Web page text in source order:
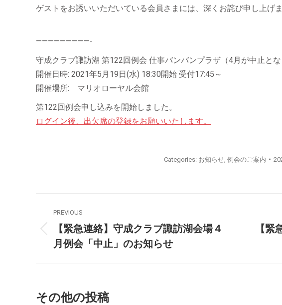
ゲストをお誘いいただいている会員さまには、深くお詫び申し上げま
—————————-
守成クラブ諏訪湖 第122回例会 仕事バンバンプラザ（4月が中止と
開催日時: 2021年5月19日(水) 18:30開始 受付17:45～
開催場所: マリオローヤル会館
第122回例会申し込みを開始しました。
ログイン後、出欠席の登録をお願いいたします。
Categories: お知らせ 例会のご案内
PREVIOUS
【緊急連絡】守成クラブ諏訪湖会場４
月例会「中止」のお知らせ
【
その他の投稿